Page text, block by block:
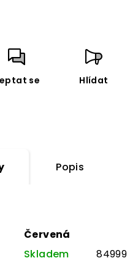
se Hlídat
Popis
Červená
Skladem
84999